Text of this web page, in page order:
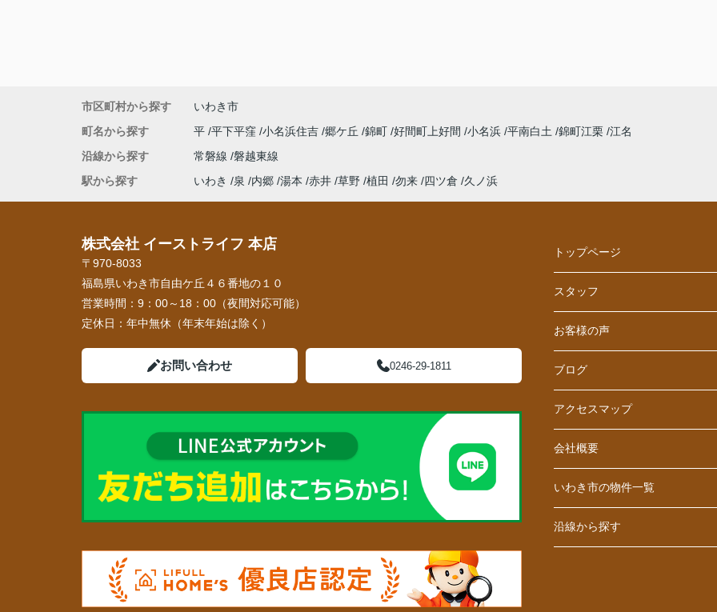
市区町村から探す
いわき市
町名から探す
平 平下平窪 小名浜住吉 郷ケ丘 錦町 好間町上好間 小名浜 平南白土 錦町江栗 江名
沿線から探す
常磐線 磐越東線
駅から探す
いわき 泉 内郷 湯本 赤井 草野 植田 勿来 四ツ倉 久ノ浜
株式会社 イーストライフ 本店
〒970-8033
福島県いわき市自由ケ丘４６番地の１０
営業時間： 9：00～18：00（夜間対応可能）
定休日： 年中無休（年末年始は除く）
お問い合わせ 0246-29-1811
トップページ
スタッフ
お客様の声
ブログ
アクセスマップ
会社概要
いわき市の物件一覧
沿線から探す